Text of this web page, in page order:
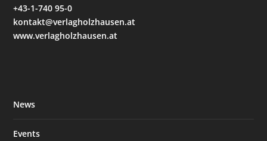
+43-1-740 95-0
kontakt@verlagholzhausen.at
www.verlagholzhausen.at
News
Events